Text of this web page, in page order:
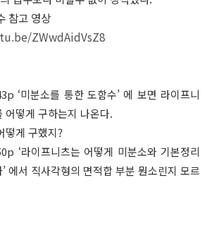
참고 영상
ZWwdAidVsZ8
‘미분소를 통한 도함수’ 에 보면 라이프니
어떻게 구하는지 나온다.
떻게 구했지?
‘라이프니츠는 어떻게 미분소와 기본정리
에서 직사각형의 면적합 부분 뭔소린지 모르